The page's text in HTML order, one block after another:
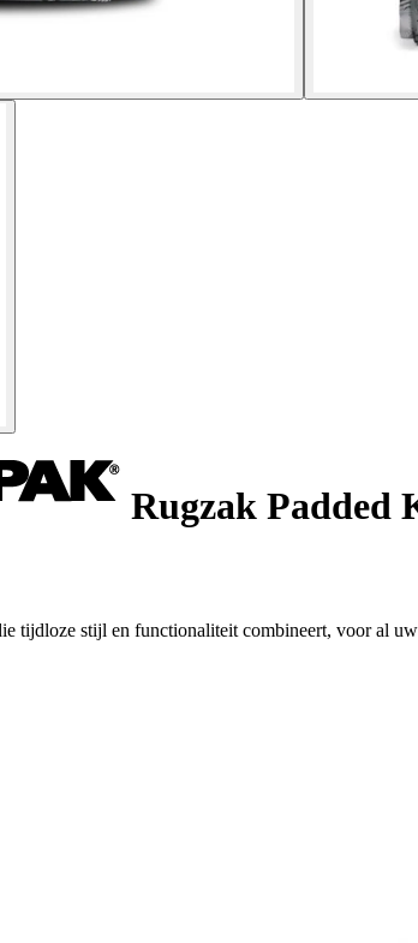
Rugzak Padded
tijdloze stijl en functionaliteit combineert, voor al